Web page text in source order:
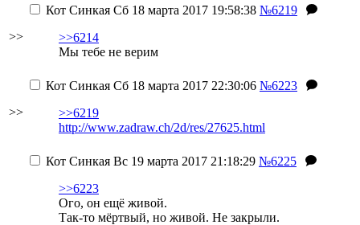
>>
Кот Синкая Сб 18 марта 2017 19:58:38 №6219
>>6214
Мы тебе не верим
>>
Кот Синкая Сб 18 марта 2017 22:30:06 №6223
>>6219
http://www.zadraw.ch/2d/res/27625.html
Кот Синкая Вс 19 марта 2017 21:18:29 №6225
>>6223
Ого, он ещё живой.
Так-то мёртвый, но живой. Не закрыли.